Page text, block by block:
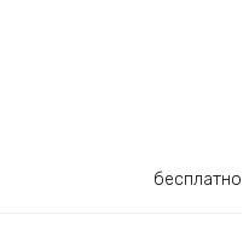
бесплатно